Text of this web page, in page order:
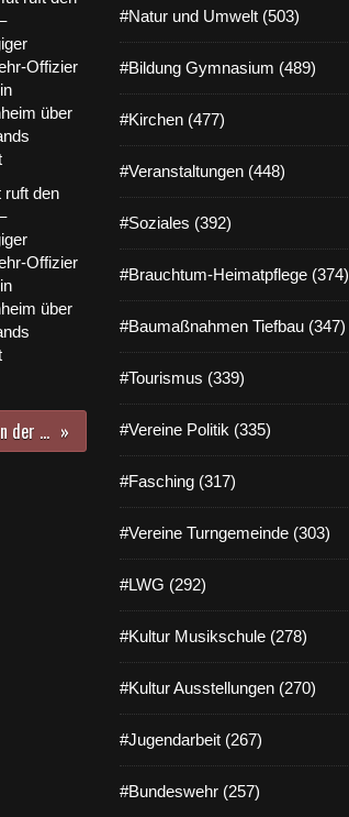
ruft den
Offizier
über
Veitshöchheimer Gastronomie in der Corona-Krise - Eine Bestandsaufnahme am Mittwochmittag, 18. März 2020
#Natur und Umwelt (503)
#Bildung Gymnasium (489)
#Kirchen (477)
#Veranstaltungen (448)
#Soziales (392)
#Brauchtum-Heimatpflege (374)
#Baumaßnahmen Tiefbau (347)
#Tourismus (339)
#Vereine Politik (335)
#Fasching (317)
#Vereine Turngemeinde (303)
#LWG (292)
#Kultur Musikschule (278)
#Kultur Ausstellungen (270)
#Jugendarbeit (267)
#Bundeswehr (257)